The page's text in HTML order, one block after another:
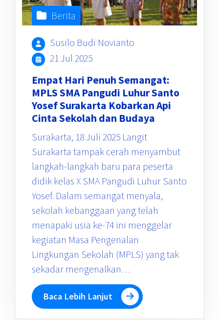
Berita
Susilo Budi Novianto
21 Jul 2025
Empat Hari Penuh Semangat:
MPLS SMA Pangudi Luhur Santo
Yosef Surakarta Kobarkan Api
Cinta Sekolah dan Budaya
Surakarta, 18 Juli 2025 Langit
Surakarta tampak cerah menyambut
langkah-langkah baru para peserta
didik kelas X SMA Pangudi Luhur Santo
Yosef. Dalam semangat menyala,
sekolah kebanggaan yang telah
menapaki usia ke-74 ini menggelar
kegiatan Masa Pengenalan
Lingkungan Sekolah (MPLS) yang tak
sekadar mengenalkan…
Baca Lebih Lanjut